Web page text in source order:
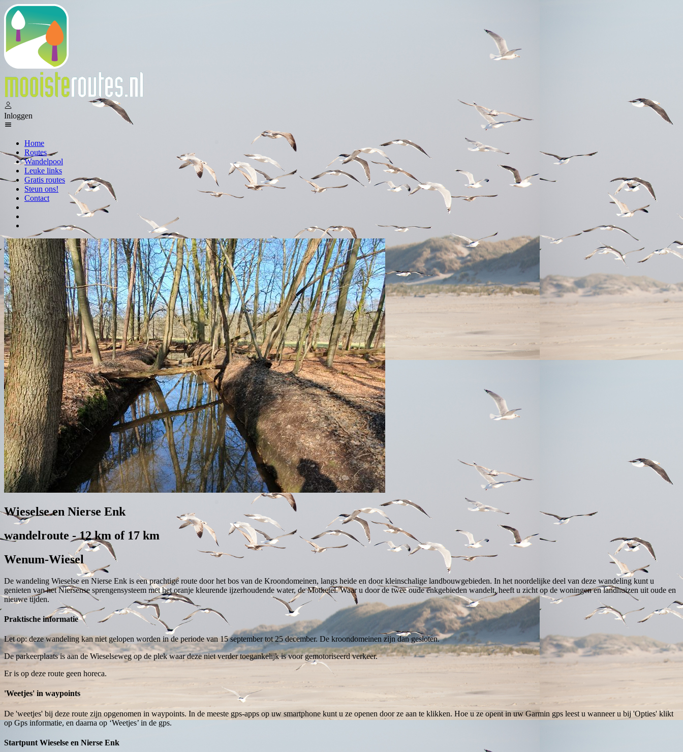
Inloggen
Home
Routes
Wandelpool
Leuke links
Gratis routes
Steun ons!
Contact
Wieselse en Nierse Enk
wandelroute - 12 km of 17 km
Wenum-Wiesel
De wandeling Wieselse en Nierse Enk is een prachtige route door het bos van de Kroondomeinen, langs heide en door kleinschalige landbouwgebieden. In het noordelijke deel van deze wandeling kunt u
genieten van het Niersense sprengensysteem met het oranje kleurende ijzerhoudende water, de Motketel. Waar u door de twee oude enkgebieden wandelt, heeft u zicht op de woningen en landhuizen uit oude en
nieuwe tijden.
Praktische informatie
Let op: deze wandeling kan niet gelopen worden in de periode van 15 september tot 25 december. De kroondomeinen zijn dan gesloten.
De parkeerplaats is aan de Wieselseweg op de plek waar deze niet verder toegankelijk is voor gemotoriseerd verkeer.
Er is op deze route geen horeca.
'Weetjes' in waypoints
De 'weetjes' bij deze route zijn opgenomen in waypoints. In de meeste gps-apps op uw smartphone kunt u ze openen door ze aan te klikken. Hoe u ze opent in uw Garmin gps leest u wanneer u bij 'Opties' klikt
op Gps informatie, en daarna op ‘Weetjes’ in de gps.
Startpunt Wieselse en Nierse Enk